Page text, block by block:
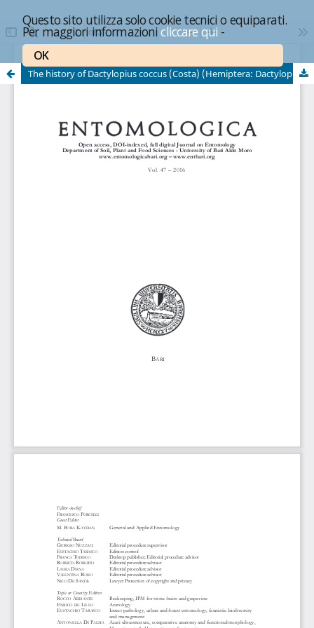
Questo sito utilizza solo cookie tecnici o equiparati.
Per maggiori informazionicliccare qui -
OK
The history of Dactylopius coccus (Costa) (Hemiptera: Dactylopiidae) in the Mediterranean basin: the Sicilian episode